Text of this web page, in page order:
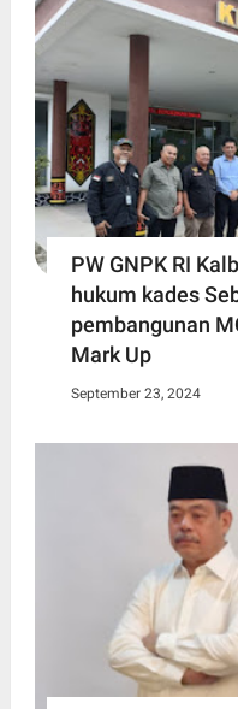
PW GNPK RI
hukum kades
pembangunan
Mark Up
September 23, 2024